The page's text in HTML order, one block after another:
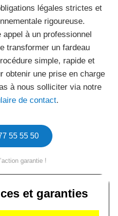
légales strictes et
rigoureuse.
à un professionnel
transformer un fardeau
simple, rapide et
obtenir une prise en charge
à nous solliciter via notre
de contact.
55 55 50
garantie !
et garanties